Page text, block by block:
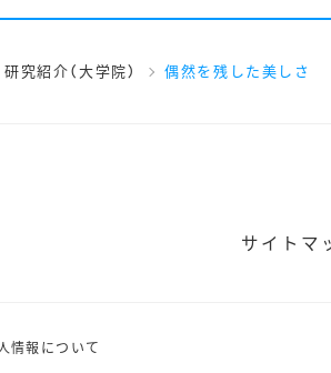
研究紹介（大学院） 偶然を残した美しさ
サイトマ
情報について